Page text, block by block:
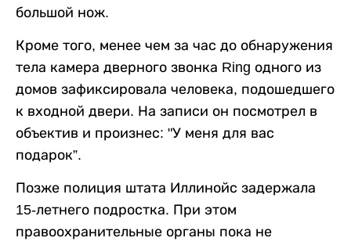
большой нож.
Кроме того, менее чем за час до обнаружения
тела камера дверного звонка Ring одного из
домов зафиксировала человека, подошедшего
к входной двери. На записи он посмотрел в
объектив и произнес: "У меня для вас
подарок”.
Позже полиция штата Иллинойс задержала
15-летнего подростка. При этом
правоохранительные органы пока не